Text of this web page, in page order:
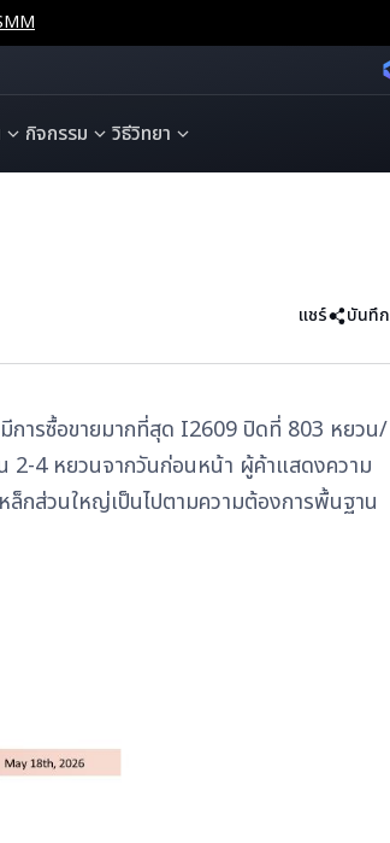
กิจกรรม วิธีวิทยา
แชร์ บันทึก
ารซื้อขายมากที่สุด I2609 ปิดที่ 803 หยวน/
2-4 หยวนจากวันก่อนหน้า ผู้ค้าแสดงความ
ล็กส่วนใหญ่เป็นไปตามความต้องการพื้นฐาน